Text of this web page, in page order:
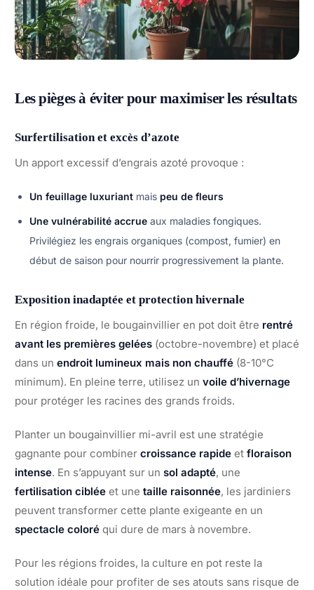
Les pièges à éviter pour maximiser les résultats
Surfertilisation et excès d’azote
Un apport excessif d’engrais azoté provoque :
Un feuillage luxuriant mais peu de fleurs
Une vulnérabilité accrue aux maladies fongiques.
Privilégiez les engrais organiques (compost, fumier) en
début de saison pour nourrir progressivement la plante.
Exposition inadaptée et protection hivernale
En région froide, le bougainvillier en pot doit être rentré
avant les premières gelées (octobre-novembre) et placé
dans un endroit lumineux mais non chauffé (8-10°C
minimum). En pleine terre, utilisez un voile d’hivernage
pour protéger les racines des grands froids.
Planter un bougainvillier mi-avril est une stratégie
gagnante pour combiner croissance rapide et floraison
intense. En s’appuyant sur un sol adapté, une
fertilisation ciblée et une taille raisonnée, les jardiniers
peuvent transformer cette plante exigeante en un
spectacle coloré qui dure de mars à novembre.
Pour les régions froides, la culture en pot reste la
solution idéale pour profiter de ses atouts sans risque de